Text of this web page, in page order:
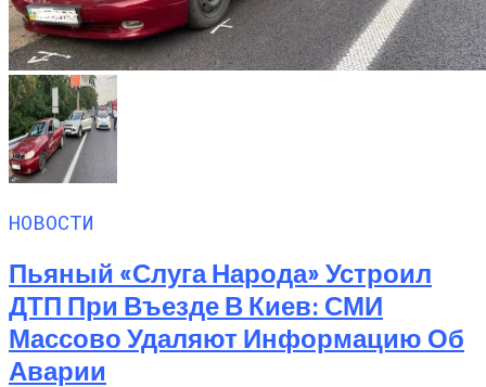
НОВОСТИ
Пьяный «слуга Народа» Устроил
ДТП При Въезде В Киев: СМИ
Массово Удаляют Информацию Об
Аварии